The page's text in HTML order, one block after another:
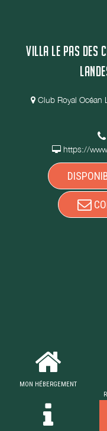
VILLA LE PAS DES
Club Royal Océan
https://
MON HÉBERGEMENT